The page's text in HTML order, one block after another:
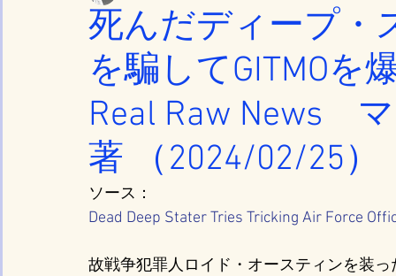
死んだディープ・
を騙してGITMO
Real Raw News
著 （2024/02/25）
ソース：
Dead Deep Stater Tries Tricking Air Force
故戦争犯罪人ロイド・オースティンを装